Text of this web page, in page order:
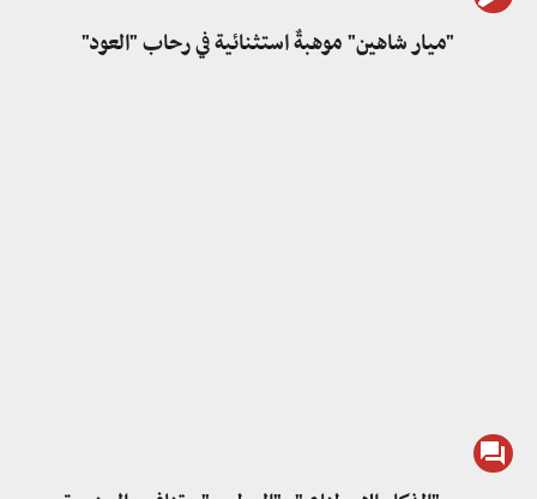
"ميار شاهين" موهبةٌ استثنائية في رحاب "العود"